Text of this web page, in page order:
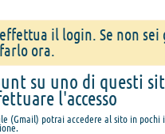
il login. Se non sei
ora.
su uno di questi
l'accesso
(Gmail) potrai accedere al sito in pochi